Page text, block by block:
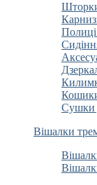
Полиці
Сушки
Вішалки